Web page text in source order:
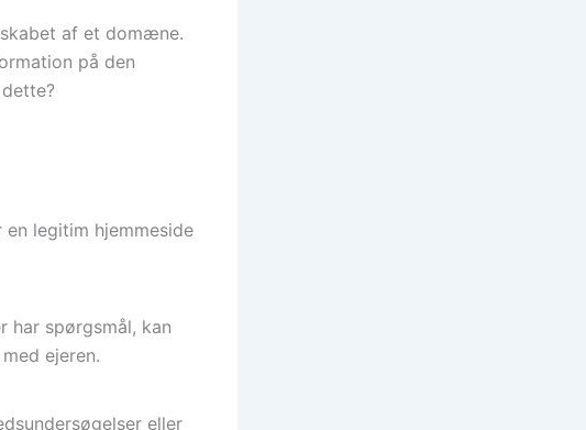
af et domæne.
på den
legitim hjemmeside
har spørgsmål, kan
ejeren.
eller